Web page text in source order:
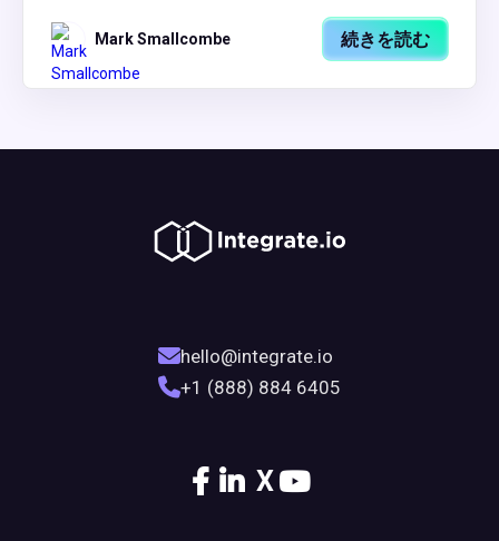
Mark Smallcombe 続きを読む
hello@integrate.io
+1 (888) 884 6405
X